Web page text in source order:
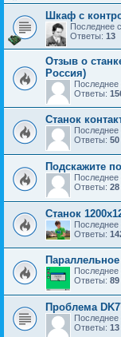
Шкаф с
Последнее
Ответы: 13
Отзыв о
Россия)
Ответы:
Станок
Ответы: 50
Подскажите
Ответы: 28
Станок
Ответы:
Ответы: 89
Проблема
Ответы: 13